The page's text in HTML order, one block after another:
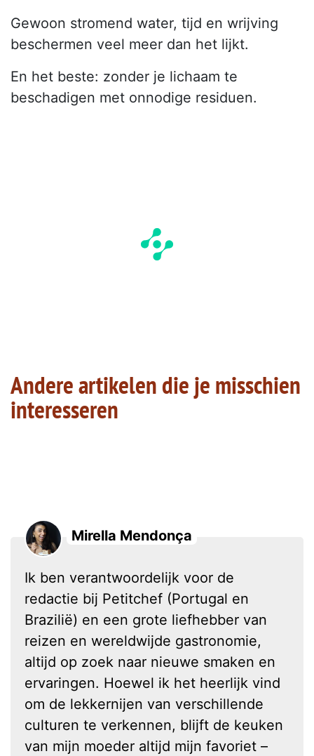
Gewoon stromend water, tijd en wrijving
beschermen veel meer dan het lijkt.
En het beste: zonder je lichaam te
beschadigen met onnodige residuen.
Andere artikelen die je misschien
interesseren
Mirella Mendonça
Ik ben verantwoordelijk voor de
redactie bij Petitchef (Portugal en
Brazilië) en een grote liefhebber van
reizen en wereldwijde gastronomie,
altijd op zoek naar nieuwe smaken en
ervaringen. Hoewel ik het heerlijk vind
om de lekkernijen van verschillende
culturen te verkennen, blijft de keuken
van mijn moeder altijd mijn favoriet –